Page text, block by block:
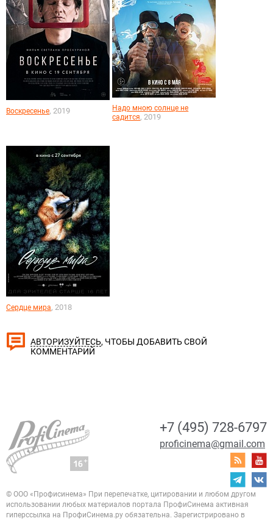
Воскресенье, 2019
Надо мною солнце не
садится, 2019
Сердце мира, 2018
АВТОРИЗУЙТЕСЬ, ЧТОБЫ ДОБАВИТЬ СВОЙ
КОММЕНТАРИЙ
+7 (495) 728-6797
proficinema@gmail.com
© ООО «Профисинема» При перепечатке, цитировании и любом другом
использовании любых материалов портала ПрофиСинема активная
гиперссылка на ПрофиСинема.ру обязательна. Зарегистрировано в